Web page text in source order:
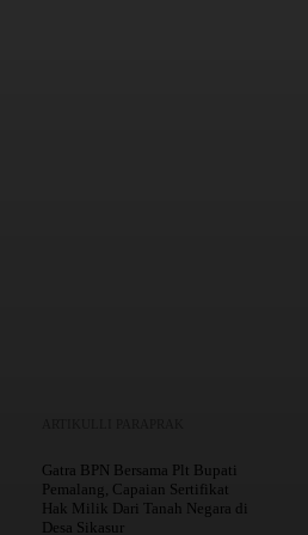
Gatra BPN Bersama Plt Bupati
Pemalang, Capaian Sertifikat
Hak Milik Dari Tanah Negara di
Desa Sikasur